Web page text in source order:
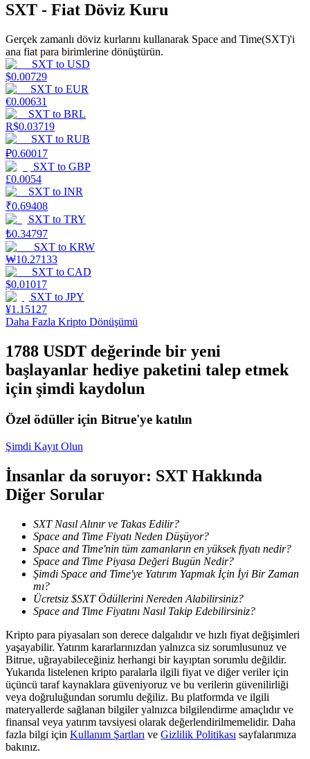
Staking
Yüksek getiri ve anında erişim
Launchpool
Popüler token'lar kazanmak için esnek staking
BTR Kilitleme
Krediler
Kripto destekli borçlanma hizmeti
SXT - Fiat Döviz Kuru
Gerçek zamanlı döviz kurlarını kullanarak Space and Time(SXT)'i
ana fiat para birimlerine dönüştürün.
SXT to USD
$0.00729
SXT to EUR
€0.00631
SXT to BRL
R$0.03719
SXT to RUB
₽0.60017
SXT to GBP
£0.0054
SXT to INR
₹0.69408
SXT to TRY
₺0.34797
SXT to KRW
₩10.27133
SXT to CAD
$0.01017
SXT to JPY
¥1.15127
Daha Fazla Kripto Dönüşümü
1788 USDT değerinde bir yeni
başlayanlar hediye paketini talep etmek
için şimdi kaydolun
Özel ödüller için Bitrue'ye katılın
Şimdi Kayıt Olun
İnsanlar da soruyor: SXT Hakkında
Diğer Sorular
SXT Nasıl Alınır ve Takas Edilir?
Space and Time Fiyatı Neden Düşüyor?
Space and Time'nin tüm zamanların en yüksek fiyatı nedir?
Space and Time Piyasa Değeri Bugün Nedir?
Şimdi Space and Time'ye Yatırım Yapmak İçin İyi Bir Zaman
mı?
Ücretsiz $SXT Ödüllerini Nereden Alabilirsiniz?
Space and Time Fiyatını Nasıl Takip Edebilirsiniz?
Kripto para piyasaları son derece dalgalıdır ve hızlı fiyat değişimleri
yaşayabilir. Yatırım kararlarınızdan yalnızca siz sorumlusunuz ve
Bitrue, uğrayabileceğiniz herhangi bir kayıptan sorumlu değildir.
Yukarıda listelenen kripto paralarla ilgili fiyat ve diğer veriler için
üçüncü taraf kaynaklara güveniyoruz ve bu verilerin güvenilirliği
veya doğruluğundan sorumlu değiliz. Bu platformda ve ilgili
materyallerde sağlanan bilgiler yalnızca bilgilendirme amaçlıdır ve
finansal veya yatırım tavsiyesi olarak değerlendirilmemelidir. Daha
fazla bilgi için Kullanım Şartları ve Gizlilik Politikası sayfalarımıza
bakınız.